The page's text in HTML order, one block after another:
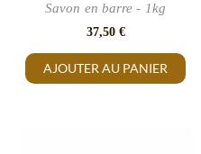
Savon en barre - 1kg
37,50 €
AJOUTER AU PANIER